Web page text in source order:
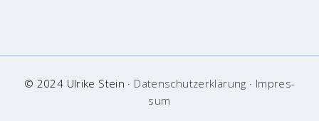
© 2024 Ulri­ke Stein · Daten­schutz­er­klä­rung · Impres­
sum